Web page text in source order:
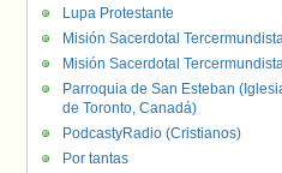
Lupa Protestante
Misión Sacerdotal
Misión Sacerdotal
Parroquia de San Esteban
de Toronto, Canadá)
PodcastyRadio (Cristianos)
Por tantas